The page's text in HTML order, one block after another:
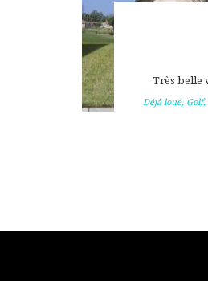
Très belle
Déjà loué, Golf,